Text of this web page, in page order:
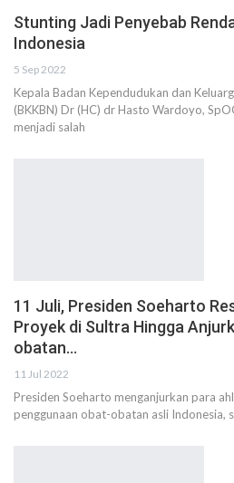
Stunting Jadi Penyebab
Indonesia
5 Sep 2022
Kepala Badan Kependudukan dan
(BKKBN) Dr (HC) dr Hasto Wardoyo,
menjadi salah
11 Juli, Presiden Soeharto
Proyek di Sultra Hingga
obatan…
11 Jul 2022
Presiden Soeharto menganjurkan para
penggunaan obat-obatan asli Indonesia,